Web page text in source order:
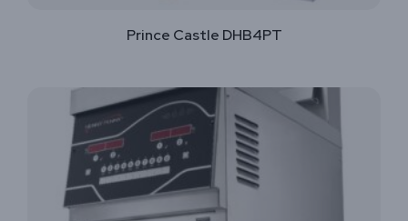
Prince Castle DHB4PT